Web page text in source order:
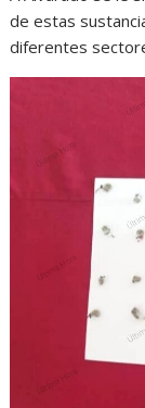
de estas
diferentes